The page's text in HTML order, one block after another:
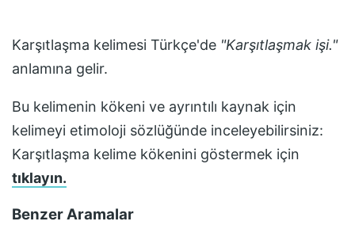
Karşıtlaşma kelimesi Türkçe'de "Karşıtlaşmak işi."
anlamına gelir.
Bu kelimenin kökeni ve ayrıntılı kaynak için
kelimeyi etimoloji sözlüğünde inceleyebilirsiniz:
Karşıtlaşma kelime kökenini göstermek için
tıklayın.
Benzer Aramalar